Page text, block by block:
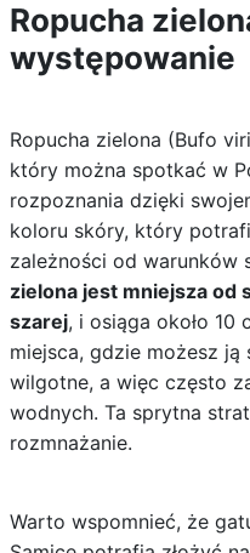
Ropucha
występowanie
Ropucha zielona (Bufo
który można spotkać w
rozpoznania dzięki
koloru skóry, który
zależności od warunków
zielona jest mniejsza od
szarej, i osiąga około 10
miejsca, gdzie możesz
wilgotne, a więc często
wodnych. Ta sprytna
rozmnażanie.
Warto wspomnieć, że